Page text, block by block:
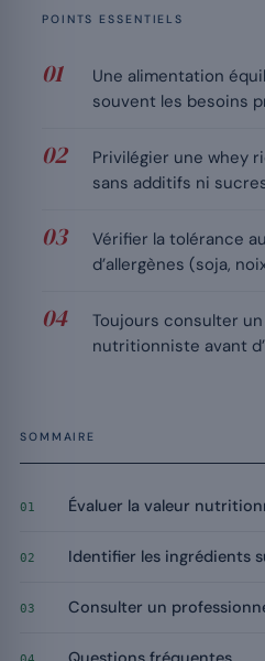
POINTS ESSENTIELS
Une alimentation
souvent les besoins
Privilégier une whey
sans additifs ni
Vérifier la tolérance
d’allergènes (soja,
Toujours consulter
nutritionniste avant
SOMMAIRE
01 Évaluer la valeur
02 Identifier les ingrédients
03 Consulter un